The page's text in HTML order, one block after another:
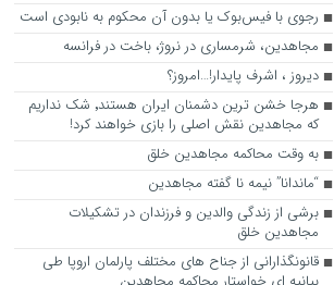
رجوی با فیس‌بوک یا بدون آن محکوم به نابودی است
مجاهدین، شرم‎ساری در نروژ، باخت در فرانسه
ديروز ، اشرف پايدار!…امروز؟
هرجا خشن ترین دشمنان ایران هستند٬ شک نداریم
که مجاهدین نقش اصلی را بازی خواهند کرد!
به وقت محاکمه مجاهدین خلق
“ماندانا” نیمه نا گفته مجاهدین
برشی از زندگی والدین و فرزندان در تشکیلات
مجاهدین خلق
قانونگذارانی از جناح های مختلف پارلمان اروپا طی